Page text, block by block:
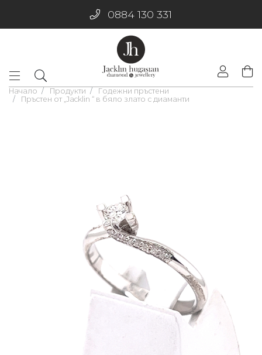
0884 130 331
Начало Продукти
Годежни пръстени
Пръстен от „Jacklin “ в бяло злато с диаманти